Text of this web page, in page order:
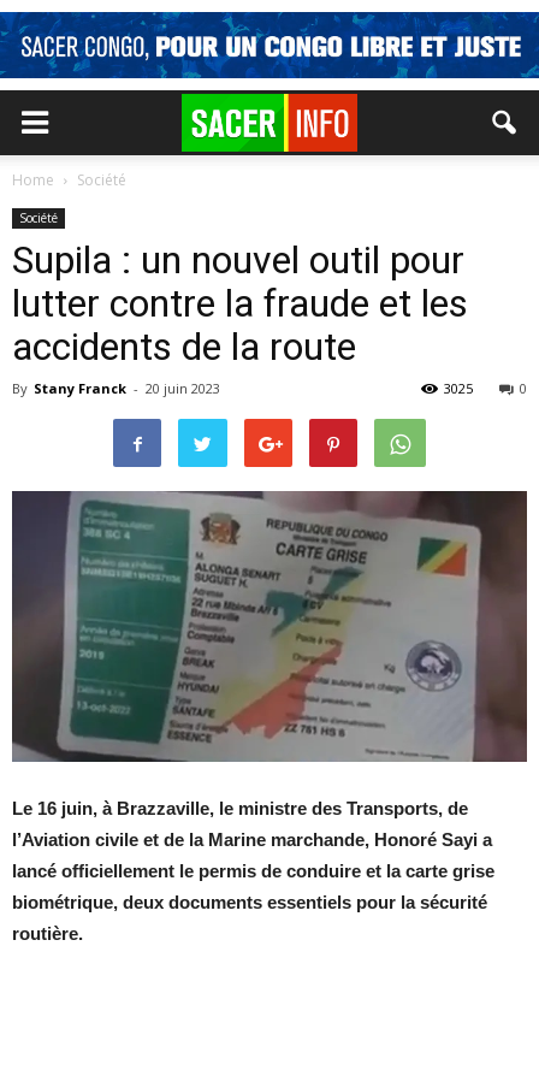
Home Société
Société
Supila : un nouvel outil pour
lutter contre la fraude et les
accidents de la route
By Stany Franck - 20 juin 2023 0
3025
Le 16 juin, à Brazzaville, le ministre des Transports, de
l’Aviation civile et de la Marine marchande, Honoré Sayi a
lancé officiellement le permis de conduire et la carte grise
biométrique, deux documents essentiels pour la sécurité
routière.